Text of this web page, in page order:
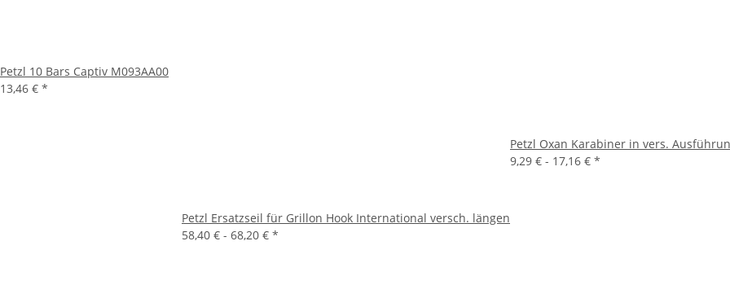
Petzl 10 Bars Captiv M093AA00
13,46 € *
Petzl Ersatzseil für Grillon Hook International versch. längen
58,40 € - 68,20 € *
Petzl Oxan Karabiner in vers.
9,29 € - 17,16 € *